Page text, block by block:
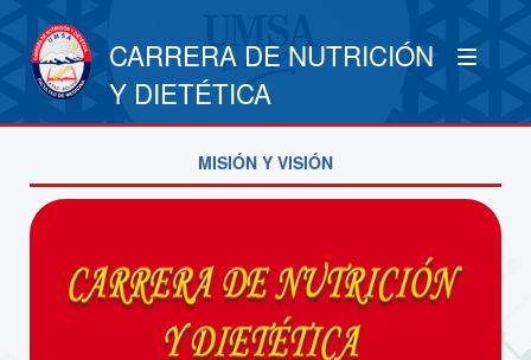
CARRERA DE NUTRICIÓN
Y DIETÉTICA
MISIÓN Y VISIÓN